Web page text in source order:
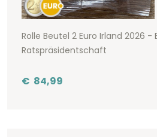
Rolle Beutel 2 Euro Irland 2026 -
Ratspräsidentschaft
€ 84,99